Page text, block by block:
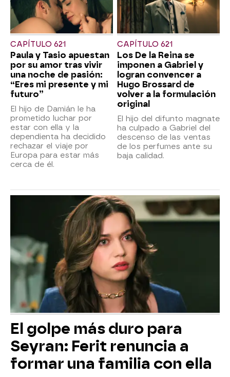
CAPÍTULO 621
Paula y Tasio apuestan
por su amor tras vivir
una noche de pasión:
“Eres mi presente y mi
futuro”
El hijo de Damián le ha
prometido luchar por
estar con ella y la
dependienta ha decidido
rechazar el viaje por
Europa para estar más
cerca de él.
CAPÍTULO 621
Los De la Reina se
imponen a Gabriel y
logran convencer a
Hugo Brossard de
volver a la formulación
original
El hijo del difunto magnate
ha culpado a Gabriel del
descenso de las ventas
de los perfumes ante su
baja calidad.
El golpe más duro para
Seyran: Ferit renuncia a
formar una familia con ella